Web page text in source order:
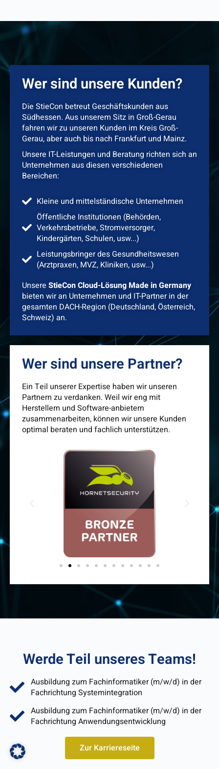
Wer sind unsere Kunden?
Die StieCon betreut Geschäftskunden aus
Südhessen. Aus unserem Sitz in Groß-Gerau
fahren wir zu unseren Kunden im Kreis Groß-
Gerau, aber auch bis nach Frankfurt und Mainz.
Unsere IT-Leistungen und Beratung richten sich an
Unternehmen aus diesen verschiedenen
Bereichen:
Kleine und mittelständische Unternehmen
Öffentliche Institutionen (Behörden,
Verkehrsbetriebe, Stromversorger,
Kindergärten, Schulen, usw...)
Leistungsbringer des Gesundheitswesen
(Arztpraxen, MVZ, Kliniken, usw...)
Unsere StieCon Cloud-Lösung Made in Germany
bieten wir an Unternehmen und IT-Partner in der
gesamten DACH-Region (Deutschland, Österreich,
Schweiz) an.
Wer sind unsere Partner?
Ein Teil unserer Expertise haben wir unseren
Partnern zu verdanken. Weil wir eng mit
Herstellern und Software-anbietern
zusammenarbeiten, können wir unsere Kunden
optimal beraten und fachlich unterstützen.
Werde Teil unseres Teams!
Ausbildung zum Fachinformatiker (m/w/d) in der
Fachrichtung Systemintegration
Ausbildung zum Fachinformatiker (m/w/d) in der
Fachrichtung Anwendungsentwicklung
Zur Karriereseite